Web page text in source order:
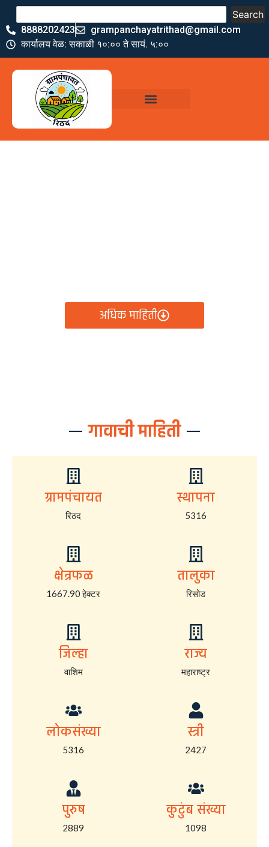
Search
8888202423
grampanchayatrithad@gmail.com
कार्यालय वेळ: सकाळी १०:०० ते सायं. ५:००
अधिक माहिती
गावाची माहिती
ग्रामपंचायत
रिठद
स्थापना
5316
क्षेत्रफळ
1667.90 हेक्टर
तालुका
रिसोड
जिल्हा
वाशिम
राज्य
महाराष्ट्र
लोकसंख्या
5316
स्त्री
2427
पुरुष
2889
कुटुंब संख्या
1098